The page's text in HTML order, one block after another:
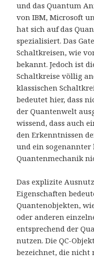
und das Quantum
von IBM, Microsoft
hat sich auf das
spezialisiert. Das
Schaltkreisen, wie
bekannt. Jedoch ist
Schaltkreise völlig
klassischen
bedeutet hier, dass
der Quantenwelt
wissend, dass auch
den Erkenntnissen
und ein sogenannter
Quantenmechanik
Das explizite
Eigenschaften
Quantenobjekten,
oder anderen
entsprechend der
nutzen. Die QC-
bezeichnet, die nicht